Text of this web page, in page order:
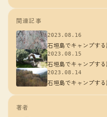
関連記事
2023.08.16
石垣島でキャンプする
2023.08.15
石垣島でキャンプする
2023.08.14
石垣島でキャンプする
著者